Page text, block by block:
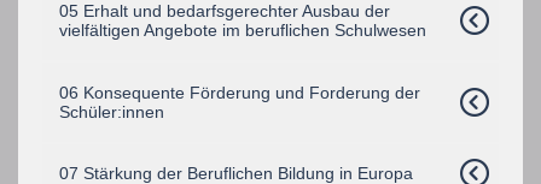
05 Erhalt und bedarfsgerechter Ausbau der
vielfältigen Angebote im beruflichen Schulwesen
06 Konsequente Förderung und Forderung der
Schüler:innen
07 Stärkung der Beruflichen Bildung in Europa